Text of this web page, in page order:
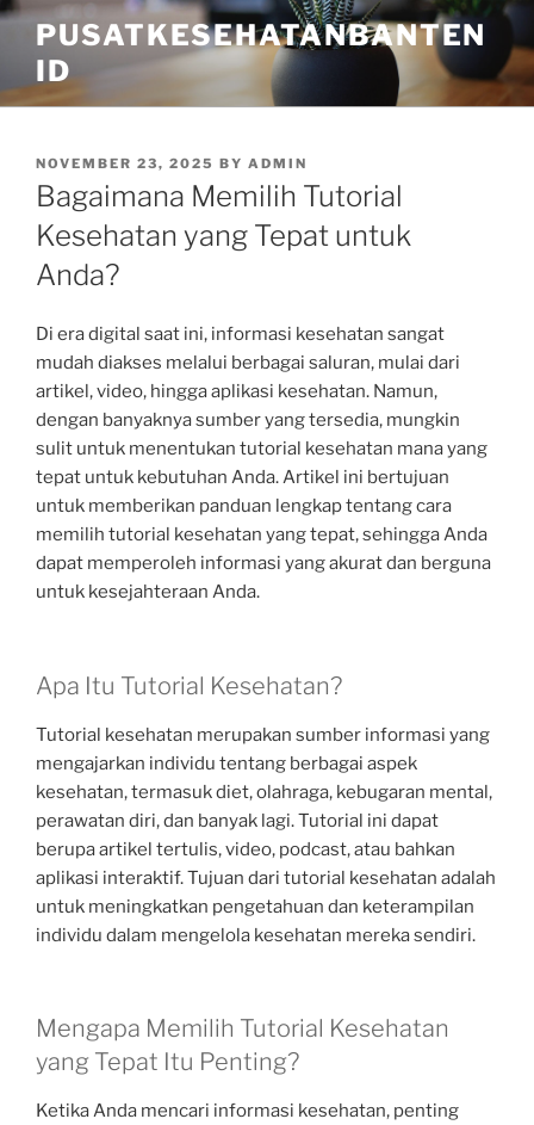
Skip
content
PUSATKESEHATANBANTEN
ID
POSTED
ON
NOVEMBER 23, 2025 BY ADMIN
Bagaimana Memilih Tutorial
Kesehatan yang Tepat untuk
Anda?
Di era digital saat ini, informasi kesehatan sangat
mudah diakses melalui berbagai saluran, mulai dari
artikel, video, hingga aplikasi kesehatan. Namun,
dengan banyaknya sumber yang tersedia, mungkin
sulit untuk menentukan tutorial kesehatan mana yang
tepat untuk kebutuhan Anda. Artikel ini bertujuan
untuk memberikan panduan lengkap tentang cara
memilih tutorial kesehatan yang tepat, sehingga Anda
dapat memperoleh informasi yang akurat dan berguna
untuk kesejahteraan Anda.
Apa Itu Tutorial Kesehatan?
Tutorial kesehatan merupakan sumber informasi yang
mengajarkan individu tentang berbagai aspek
kesehatan, termasuk diet, olahraga, kebugaran mental,
perawatan diri, dan banyak lagi. Tutorial ini dapat
berupa artikel tertulis, video, podcast, atau bahkan
aplikasi interaktif. Tujuan dari tutorial kesehatan adalah
untuk meningkatkan pengetahuan dan keterampilan
individu dalam mengelola kesehatan mereka sendiri.
Mengapa Memilih Tutorial Kesehatan
yang Tepat Itu Penting?
Ketika Anda mencari informasi kesehatan, penting